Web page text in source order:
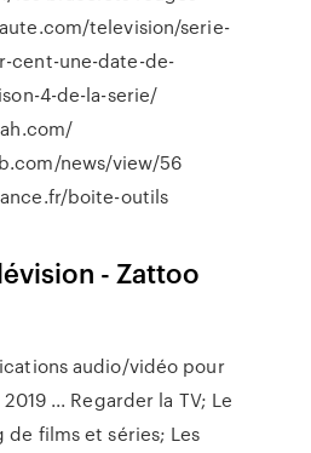
television/serie-
cent-une-date-de-
4-de-la-serie/
news/view/56
boite-outils
- Zattoo
audio/vidéo pour
... Regarder la TV; Le
films et séries; Les